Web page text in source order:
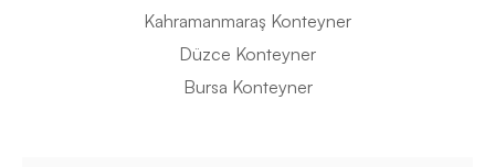
Kahramanmaraş Konteyner
Düzce Konteyner
Bursa Konteyner